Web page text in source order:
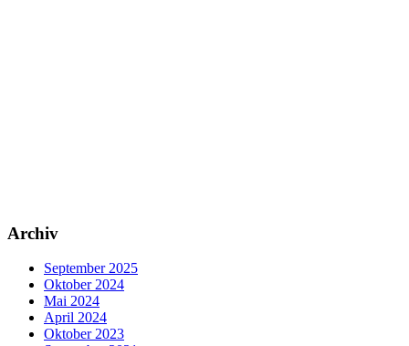
Archiv
September 2025
Oktober 2024
Mai 2024
April 2024
Oktober 2023